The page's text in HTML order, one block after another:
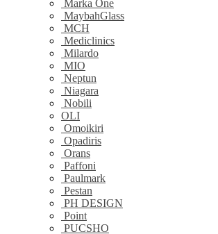
Marka One
MaybahGlass
MCH
Mediclinics
Milardo
MIO
Neptun
Niagara
Nobili
OLI
Omoikiri
Opadiris
Orans
Paffoni
Paulmark
Pestan
PH DESIGN
Point
PUCSHO